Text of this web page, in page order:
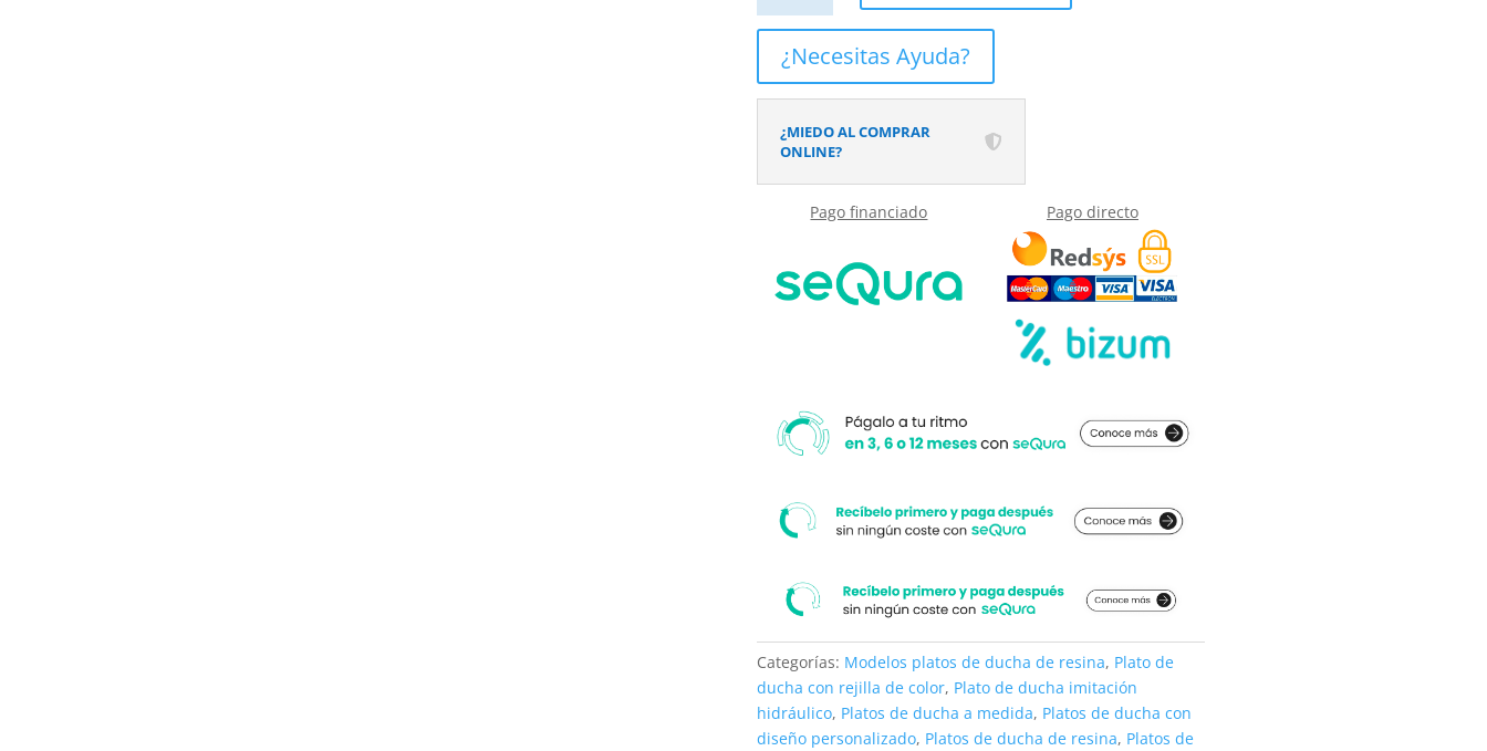
precio
será
el
desplegable
su
dentro
su
ducha
resina
textura
pizarra.
BONET
STONE
3D
¿Necesitas Ayuda?
¿MIEDO AL COMPRAR
ONLINE?
Pago financiado Pago directo
Categorías: Modelos platos de ducha de resina, Plato de
ducha con rejilla de color, Plato de ducha imitación
hidráulico, Platos de ducha a medida, Platos de ducha con
diseño personalizado, Platos de ducha de resina, Platos de